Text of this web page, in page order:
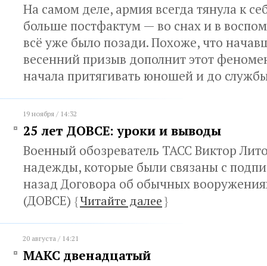
На самом деле, армия всегда тянула к
больше постфактум — во снах и в
всё уже было позади. Похоже, что
весенний призыв дополнит этот
начала притягивать юношей и до
19 ноября / 14:32
25 лет ДОВСЕ: уроки и выводы
Военный обозреватель ТАСС Виктор
надежды, которые были связаны с
назад Договора об обычных
(ДОВСЕ) {Читайте далее}
20 августа / 14:21
МАКС двенадцатый